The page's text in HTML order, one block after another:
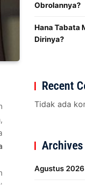
Obrolannya?
Hana Tabata
Dirinya?
Recent
Tidak ada
Archives
Agustus 2026